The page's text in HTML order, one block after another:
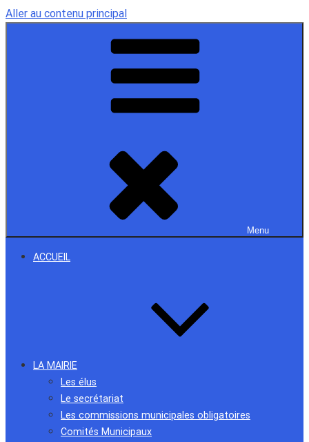
Aller au contenu principal
Menu
ACCUEIL
LA MAIRIE
Les élus
Le secrétariat
Les commissions municipales obligatoires
Comités Municipaux